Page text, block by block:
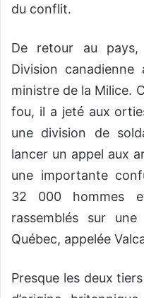
du conflit.
De retour au pays,
Division
ministre de la Milice.
fou, il a jeté aux
une division de
lancer un appel aux
une importante
32 000 hommes
rassemblés sur
Québec, appelée
Presque les deux